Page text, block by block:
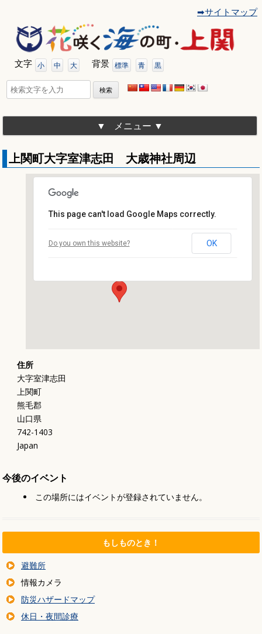
動
➡サイトマップ
文字 小 中 大 背景 標準 青 黒
検
索:
メニュー
上関町大字室津志田 大歳神社周辺
大字室津志田 - 上関町
This page can't load Google Maps correctly.
Do you own this website? OK
住所
大字室津志田
上関町
熊毛郡
山口県
742-1403
Japan
今後のイベント
この場所にはイベントが登録されていません。
もしものとき！
避難所
情報カメラ
防災ハザードマップ
休日・夜間診療